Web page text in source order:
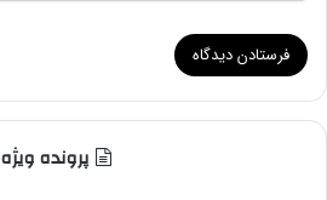
پرونده ویژه